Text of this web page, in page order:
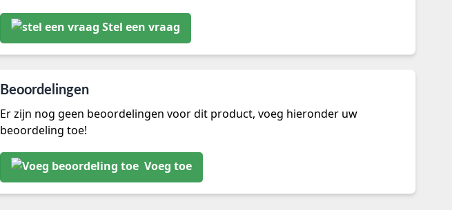
Stel een vraag
Beoordelingen
Er zijn nog geen beoordelingen voor dit product, voeg hieronder uw
beoordeling toe!
Voeg toe